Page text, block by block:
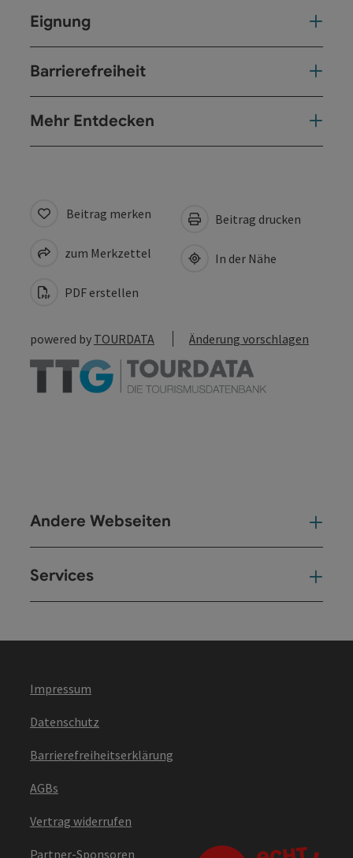
Eignung
Barrierefreiheit
Mehr Entdecken
Beitrag merken
zum Merkzettel
PDF erstellen
Beitrag drucken
In der Nähe
powered by TOURDATA Änderung vorschlagen
Andere Webseiten
Services
Impressum
Datenschutz
Barrierefreiheitserklärung
AGBs
Vertrag widerrufen
Partner-Sponsoren